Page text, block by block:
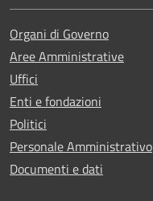
Organi di Governo
Aree Amministrative
Uffici
Enti e fondazioni
Politici
Personale Amministrativo
Documenti e dati